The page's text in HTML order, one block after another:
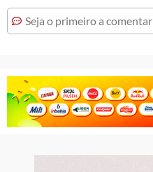
Seja o primeiro a comentar